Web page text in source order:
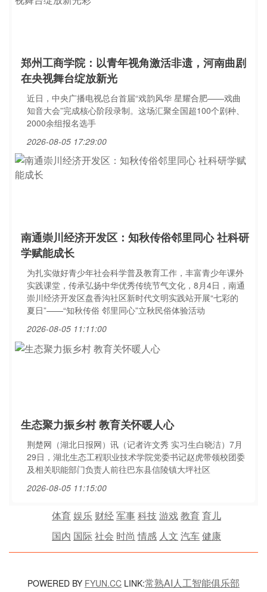
郑州工商学院：以青年视角激活非遗，河南曲剧
在央视舞台绽放新光
近日，中央广播电视总台首届“戏韵风华 星耀合肥——戏曲
知音大会”完成核心阶段录制。这场汇聚全国超100个剧种、
2000余组报名选手
2026-08-05 17:29:00
南通崇川经济开发区：知秋传俗邻里同心 社科研
学赋能成长
为扎实做好青少年社会科学普及教育工作，丰富青少年课外
实践课堂，传承弘扬中华优秀传统节气文化，8月4日，南通
崇川经济开发区盘香沟社区新时代文明实践站开展“七彩的
夏日”——“知秋传俗 邻里同心”立秋民俗体验活动
2026-08-05 11:11:00
生态聚力振乡村 教育关怀暖人心
荆楚网（湖北日报网）讯（记者许文秀 实习生白晓洁）7月
29日，湖北生态工程职业技术学院党委书记赵虎带领校团委
及相关职能部门负责人前往巴东县信陵镇大坪社区
2026-08-05 11:15:00
体育娱乐 财经军事科技游戏教育育儿
国内 国际社会 时尚 情感 人文 汽车健康
POWERED BY FYUN.CC LINK:常熟AI人工智能俱乐部